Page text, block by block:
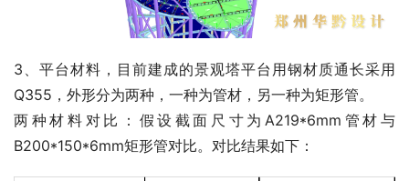
3、平台材料，目前建成的景观塔平台用钢材质通长采用
Q355，外形分为两种，一种为管材，另一种为矩形管。
两种材料对比：假设截面尺寸为A219*6mm管材与
B200*150*6mm矩形管对比。对比结果如下：